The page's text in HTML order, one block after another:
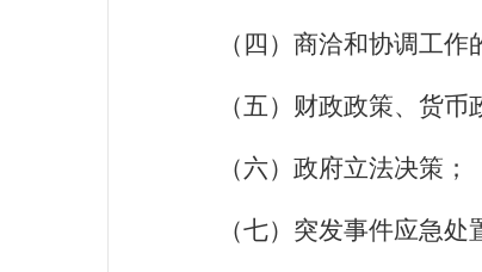
（四）商洽和协调工作
（五）财政政策、货币
（六）政府立法决策；
（七）突发事件应急处